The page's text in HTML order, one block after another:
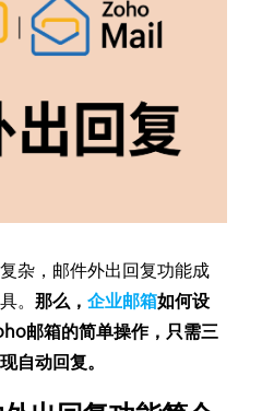
杂，邮件外出回复功能成
。那么，企业邮箱如何设
邮箱的简单操作，只需三
自动回复。